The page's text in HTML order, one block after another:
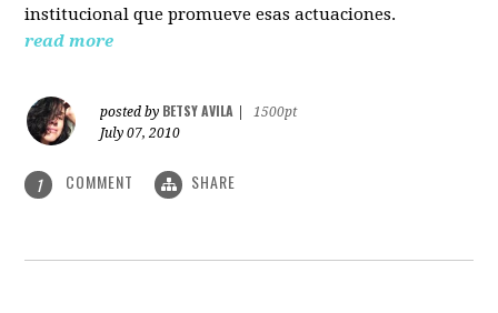
institucional que promueve esas actuaciones.
read more
posted by BETSY AVILA
1500pt
July 07, 2010
1 COMMENT SHARE